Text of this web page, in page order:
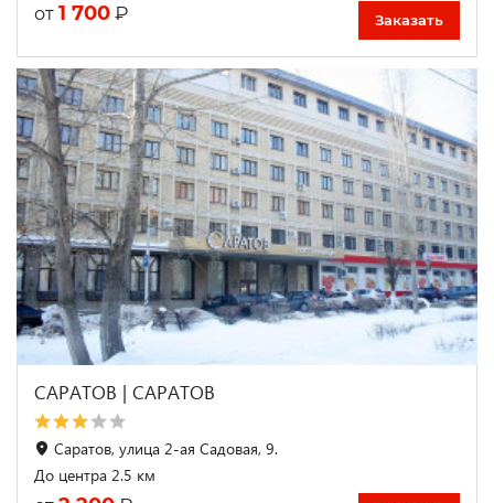
от 1 700 ₽ Заказать
САРАТОВ | CАРАТОВ
Саратов, улица 2-ая Садовая, 9.
До центра 2.5 км